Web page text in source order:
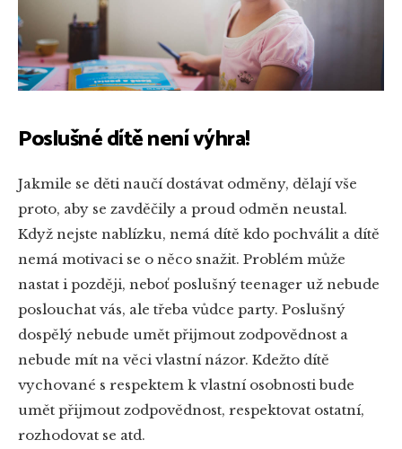
Poslušné dítě není výhra!
Jakmile se děti naučí dostávat odměny, dělají vše
proto, aby se zavděčily a proud odměn neustal.
Když nejste nablízku, nemá dítě kdo pochválit a dítě
nemá motivaci se o něco snažit. Problém může
nastat i později, neboť poslušný teenager už nebude
poslouchat vás, ale třeba vůdce party. Poslušný
dospělý nebude umět přijmout zodpovědnost a
nebude mít na věci vlastní názor. Kdežto dítě
vychované s respektem k vlastní osobnosti bude
umět přijmout zodpovědnost, respektovat ostatní,
rozhodovat se atd.